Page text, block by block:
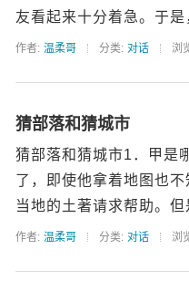
友看起来十分着急。于
作者: 温柔哥 分类: 对话 浏
猜部落和猜城市
猜部落和猜城市1．甲是
了，即使他拿着地图也
当地的土著请求帮助。
作者: 温柔哥 分类: 对话 浏